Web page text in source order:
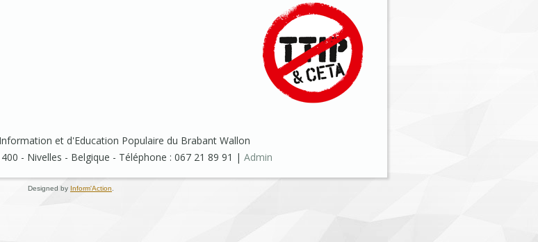
et d'Education Populaire du Brabant Wallon
- Nivelles - Belgique - Téléphone : 067 21 89 91 | Admin
Designed by Inform'Action